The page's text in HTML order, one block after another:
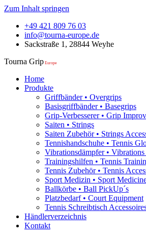
Zum Inhalt springen
+49 421 809 76 03
info@tourna-europe.de
Sackstraße 1, 28844 Weyhe
Tourna Grip Europe
Home
Produkte
Griffbänder • Overgrips
Basisgriffbänder • Basegrips
Grip-Verbesserer • Grip
Saiten • Strings
Saiten Zubehör • Strings
Tennishandschuhe • Tennis
Vibrationsdämpfer •
Trainingshilfen • Tennis
Tennis Zubehör • Tennis
Sport Medizin • Sport
Ballkörbe • Ball PickUp´s
Platzbedarf • Court Equipment
Tennis Schreibtisch
Händlerverzeichnis
Kontakt